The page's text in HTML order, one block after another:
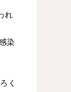
れ
染
く